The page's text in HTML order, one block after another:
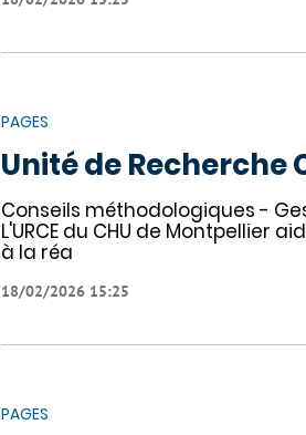
PAGES
Unité de Recherche
Conseils méthodologiques -
L'URCE du CHU de
à la réa
18/02/2026 15:25
PAGES